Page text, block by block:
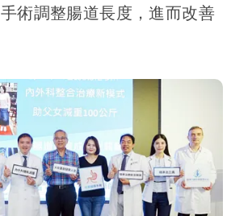
術調整腸道長度，進而改善